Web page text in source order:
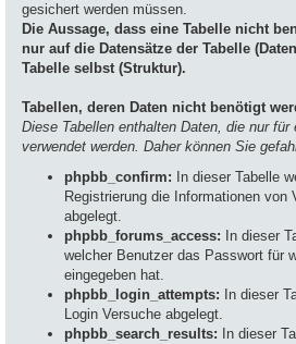
gesichert werden müssen.
Die Aussage, dass eine Tabelle nicht
nur auf die Datensätze der Tabelle
Tabelle selbst (Struktur).
Tabellen, deren Daten nicht benötigt
Diese Tabellen enthalten Daten, die nur
verwendet werden. Daher können Sie
phpbb_confirm: In dieser Tabelle
Registrierung die Informationen von
abgelegt.
phpbb_forums_access: In dieser
welcher Benutzer das Passwort für
eingegeben hat.
phpbb_login_attempts: In dieser
Login Versuche abgelegt.
phpbb_search_results: In dieser